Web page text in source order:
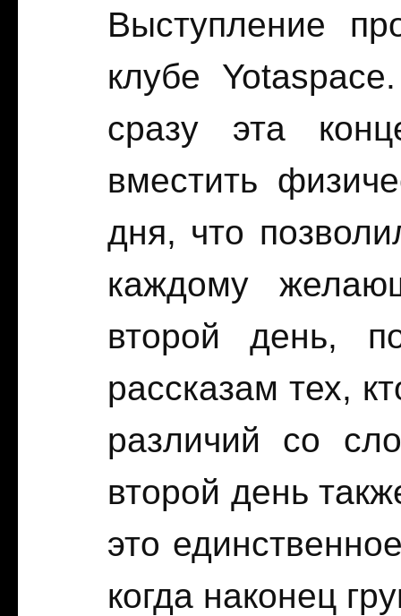
Выступление
клубе
сразу эта
вместить
дня, что
каждому
второй день,
рассказам тех,
различий со
второй день
это
когда наконец